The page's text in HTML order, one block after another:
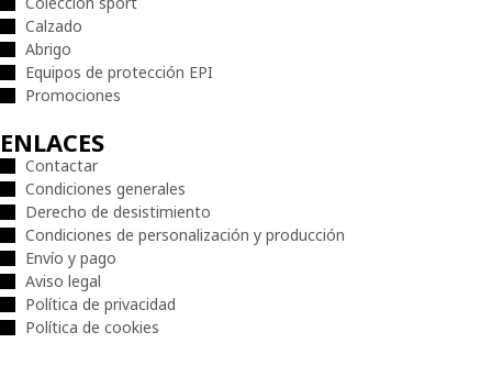
Calzado
Abrigo
Equipos de protección EPI
Promociones
ENLACES
Contactar
Condiciones generales
Derecho de desistimiento
Condiciones de personalización y producción
Envío y pago
Aviso legal
Política de privacidad
Política de cookies